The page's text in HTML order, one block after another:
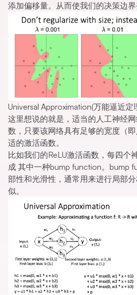
添加偏移量。从而使我们的决策边界
Universal Approximation(万能逼近定
这里想说的就是，适当的人工神经
数，只要该网络具有足够的宽度（
适的激活函数。
比如我们的ReLU激活函数，每四个
成 其中一种bump function。bump
部性和光滑性，通常用来进行局部
似。